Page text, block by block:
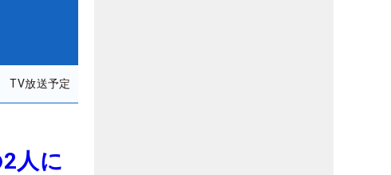
TV放送予定
人に